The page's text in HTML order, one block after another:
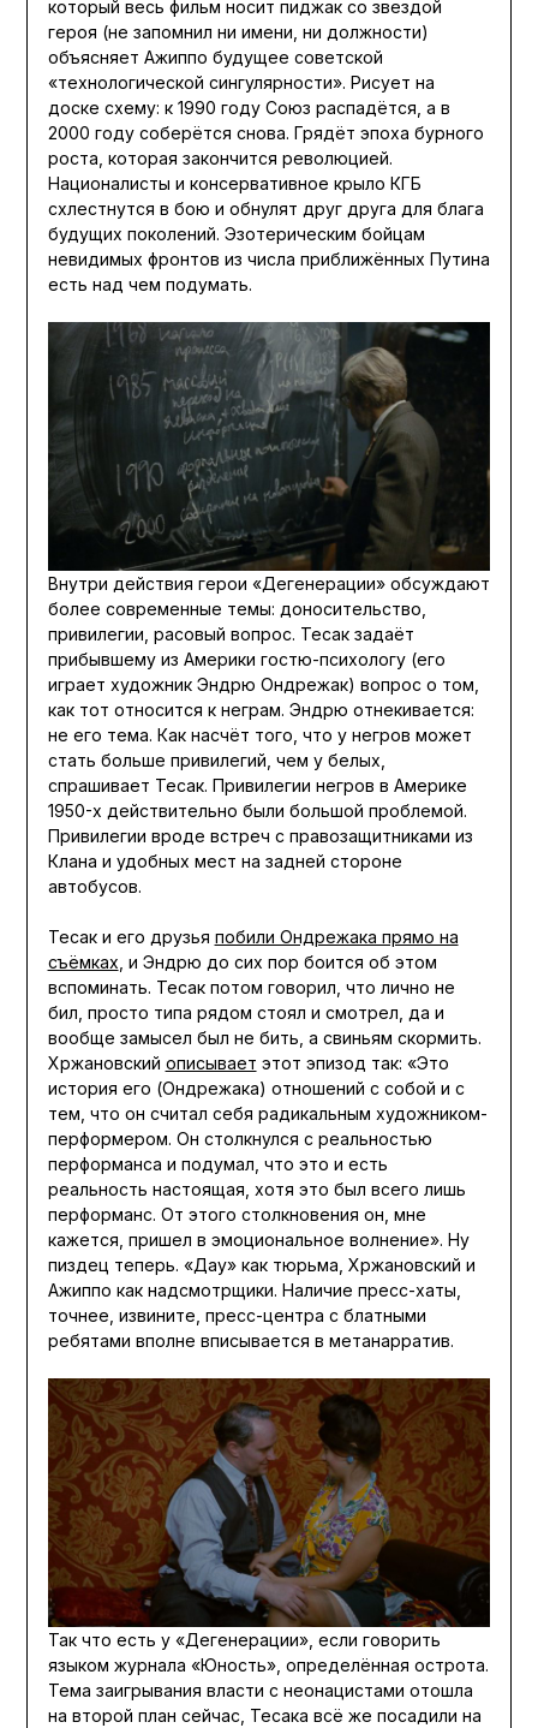
который весь фильм носит пиджак со звездой
героя (не запомнил ни имени, ни должности)
объясняет Ажиппо будущее советской
«технологической сингулярности». Рисует на
доске схему: к 1990 году Союз распадётся, а в
2000 году соберётся снова. Грядёт эпоха бурного
роста, которая закончится революцией.
Националисты и консервативное крыло КГБ
схлестнутся в бою и обнулят друг друга для блага
будущих поколений. Эзотерическим бойцам
невидимых фронтов из числа приближённых Путина
есть над чем подумать.
Внутри действия герои «Дегенерации» обсуждают
более современные темы: доносительство,
привилегии, расовый вопрос. Тесак задаёт
прибывшему из Америки гостю-психологу (его
играет художник Эндрю Ондрежак) вопрос о том,
как тот относится к неграм. Эндрю отнекивается:
не его тема. Как насчёт того, что у негров может
стать больше привилегий, чем у белых,
спрашивает Тесак. Привилегии негров в Америке
1950-х действительно были большой проблемой.
Привилегии вроде встреч с правозащитниками из
Клана и удобных мест на задней стороне
автобусов.
Тесак и его друзья побили Ондрежака прямо на
съёмках , и Эндрю до сих пор боится об этом
вспоминать. Тесак потом говорил, что лично не
бил, просто типа рядом стоял и смотрел, да и
вообще замысел был не бить, а свиньям скормить.
Хржановский описывает этот эпизод так: «Это
история его (Ондрежака) отношений с собой и с
тем, что он считал себя радикальным художником-
перформером. Он столкнулся с реальностью
перформанса и подумал, что это и есть
реальность настоящая, хотя это был всего лишь
перформанс. От этого столкновения он, мне
кажется, пришел в эмоциональное волнение». Ну
пиздец теперь. «Дау» как тюрьма, Хржановский и
Ажиппо как надсмотрщики. Наличие пресс-хаты,
точнее, извините, пресс-центра с блатными
ребятами вполне вписывается в метанарратив.
Так что есть у «Дегенерации», если говорить
языком журнала «Юность», определённая острота.
Тема заигрывания власти с неонацистами отошла
на второй план сейчас, Тесака всё же посадили на